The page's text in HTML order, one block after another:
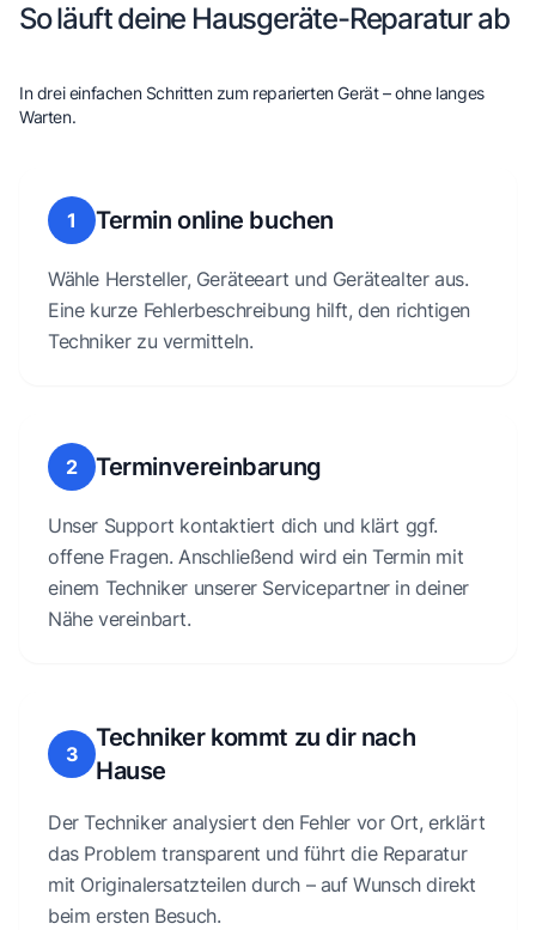
So läuft deine Hausgeräte-Reparatur ab
In drei einfachen Schritten zum reparierten Gerät – ohne langes
Warten.
1 Termin online buchen
Wähle Hersteller, Geräteeart und Gerätealter aus.
Eine kurze Fehlerbeschreibung hilft, den richtigen
Techniker zu vermitteln.
2 Terminvereinbarung
Unser Support kontaktiert dich und klärt ggf.
offene Fragen. Anschließend wird ein Termin mit
einem Techniker unserer Servicepartner in deiner
Nähe vereinbart.
3
Techniker kommt zu dir nach
Hause
Der Techniker analysiert den Fehler vor Ort, erklärt
das Problem transparent und führt die Reparatur
mit Originalersatzteilen durch – auf Wunsch direkt
beim ersten Besuch.